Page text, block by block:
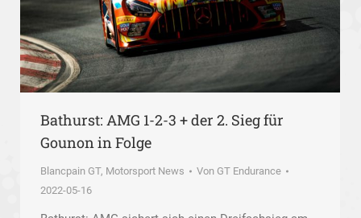
Bathurst: AMG 1-2-3 + der 2. Sieg für
Gounon in Folge
Blancpain GT, Motorsport News Von GT Endurance
2022-05-16